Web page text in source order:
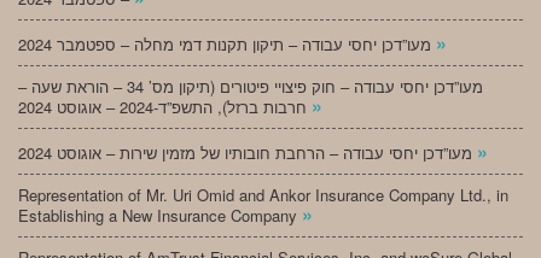
»
מעו”דכן יחסי עבודה – חוק פיצויי פיטורים (תיקון מס’ 34 – הוראת שעה –
»
»
Representation of Mr. Uri Omid and Ankor Insurance Company Ltd., in
Establishing a New Insurance Company »